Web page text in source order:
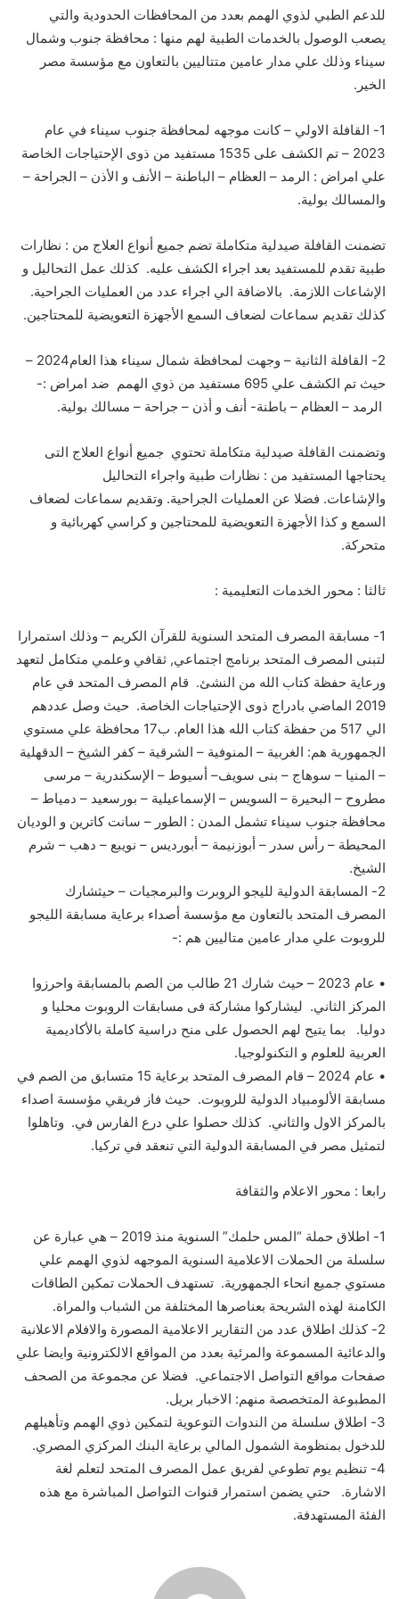
للدعم الطبي لذوي الهمم بعدد من المحافظات الحدودية والتي
يصعب الوصول بالخدمات الطبية لهم منها : محافظة جنوب وشمال
سيناء وذلك علي مدار عامين متتاليين بالتعاون مع مؤسسة مصر
الخير.
1- القافلة الاولي – كانت موجهه لمحافظة جنوب سيناء في عام
2023
– تم الكشف على
فيد من ذوى الإحتياجات الخاصة
علي امراض : الرمد – العظام – الباطنة – الأنف و الأذن – الجراحة –
والمسالك بولية.
تضمنت القافلة صيدلية متكاملة تضم جميع أنواع العلاج من : نظارات
طبية تقدم للمستفيد بعد اجراء الكشف عليه. كذلك عمل التحاليل و
الإشاعات اللازمة. بالاضافة الي اجراء عدد من العمليات الجراحية.
كذلك تقديم سماعات لضعاف السمع الأجهزة التعويضية للمحتاجين.
2- القافلة الثانية – وجهت لمحافظة شمال سيناء هذا العام2024
–
حيث تم الكشف علي
من ذوي الهمم ضد امراض :-
الرمد – العظام – باطنة- أنف و أذن – جراحة – مسالك بولية.
وتضمنت القافلة صيدلية متكاملة تحتوي جميع أنواع العلاج التى
يحتاجها المستفيد من : نظارات طبية واجراء التحاليل
والإشاعات. فضلا عن العمليات الجراحية. وتقديم سماعات لضعاف
السمع وكذا الأجهزة التعويضية للمحتاجين و كراسي كهربائية و
متحركة.
ثالثا : محور الخدمات التعليمية :
1- مسابقة المصرف المتحد السنوية للقرآن الكريم – وذلك استمرارا
لتبنى المصرف المتحد برنامج اجتماعي, ثقافي وعلمي متكامل لتعهد
ورعاية حفظةكتاب الله من النشئ. قام المصرف المتحد في عام
2019 الماضي بادراج
ذوى الإحتياجات الخاصة. حيث وصل عددهم
الي 517 من حفظة كتاب الله هذا العام. ب
17 محافظة علي مستوي
الجمهورية هم: الغربية – المنوفية – الشرقية – كفر الشيخ – الدقهلية
– المنيا – سوهاج – بنى سويف– أسيوط – الإسكندرية – مرسى
مطروح – البحيرة – السويس – الإسماعيلية – بور سعيد – دمياط –
محافظة جنوب سيناء تشمل المدن : الطور – سانت كاترين و الوديان
المحيطة – رأس سدر – أبوزنيمة – أبورديس – نويبع – دهب – شرم
الشيخ.
2-
المسابقة الدولية لليجو الروبرت والبرمجيات – حيثشارك
المصرف المتحد بالتعاون مع مؤسسة أصداء برعاية مسابقة الليجو
للروبوت علي مدار عامين متاليين هم :-
• عام 2023 – حيث شارك طالب من الصم بالمسابقة واحرزوا
المركز الثاني. ليشاركوا مشاركة فى مسابقات الروبوت محليا و
دوليا.
بما يتيح لهم الحصول على منح دراسية كاملة بالأكاديمية
العربية للعلوم و التكنولوجيا.
• عام 2024 – قام المصرف المتحد برعاية 15 متسابق من الصم في
مسابقة الألومبياد الدولية للروبوت. حيث فاز فريقي مؤسسة اصداء
بالمركز الاول والثاني. كذلك حصلوا علي درع الفارس في. وتاهلوا
لتمثيل مصر في المسابقة الدولية التي تنعقد في تركيا.
رابعا : محور الاعلام والثقافة
1- اطلاق حملة “المس حلمك” السنوية منذ 2019 – هي عبارة عن
سلسلة من الحملات الاعلامية السنوية الموجهه لذوي الهمم علي
مستوي جميع انحاء الجمهورية. تستهدف الحملات تمكين الطاقات
الكامنة لهذه الشريحة بعناصرها المختلفة من الشباب والمراة.
2-
كذلك اطلاق عدد من التقارير الاعلامية المصورة والافلام الاعلانية
والدعائية المسموعة والمرئية بعدد من المواقع الالكترونية وايضا علي
صفحات مواقع التواصل الاجتماعي. فضلا عن مجموعة من الصحف
المطبوعة المتخصصة منهم: الاخبار بريل.
3-
اطلاق سلسلة من الندوات التوعوية لتمكين ذوي الهمم وتأهيلهم
للدخول بمنظومة الشمول المالي برعاية البنك المركزي المصري.
4-
تنظيم يوم تطوعي لفريق عمل المصرف المتحد لتعلم لغة
الاشارة. حتي يضمن استمرار قنوات التواصل المباشرة مع هذه
الفئة المستهدفة.